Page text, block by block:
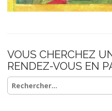
VOUS CHERCHEZ
RENDEZ-VOUS EN
Rechercher :